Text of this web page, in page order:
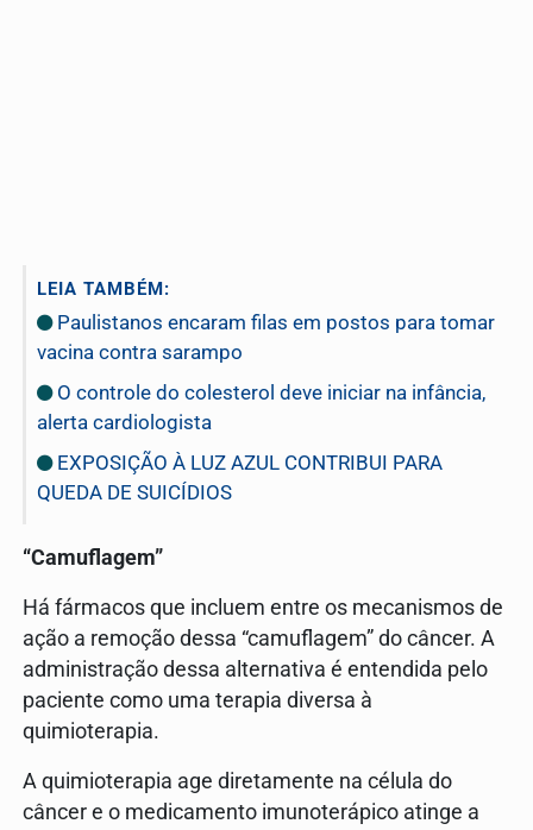
LEIA TAMBÉM:
Paulistanos encaram filas em postos para tomar
vacina contra sarampo
O controle do colesterol deve iniciar na infância,
alerta cardiologista
EXPOSIÇÃO À LUZ AZUL CONTRIBUI PARA
QUEDA DE SUICÍDIOS
“Camuflagem”
Há fármacos que incluem entre os mecanismos de
ação a remoção dessa “camuflagem” do câncer. A
administração dessa alternativa é entendida pelo
paciente como uma terapia diversa à
quimioterapia.
A quimioterapia age diretamente na célula do
câncer e o medicamento imunoterápico atinge a